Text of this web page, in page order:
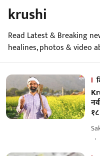
krushi
Read Latest & Breaking
healines, photos & video